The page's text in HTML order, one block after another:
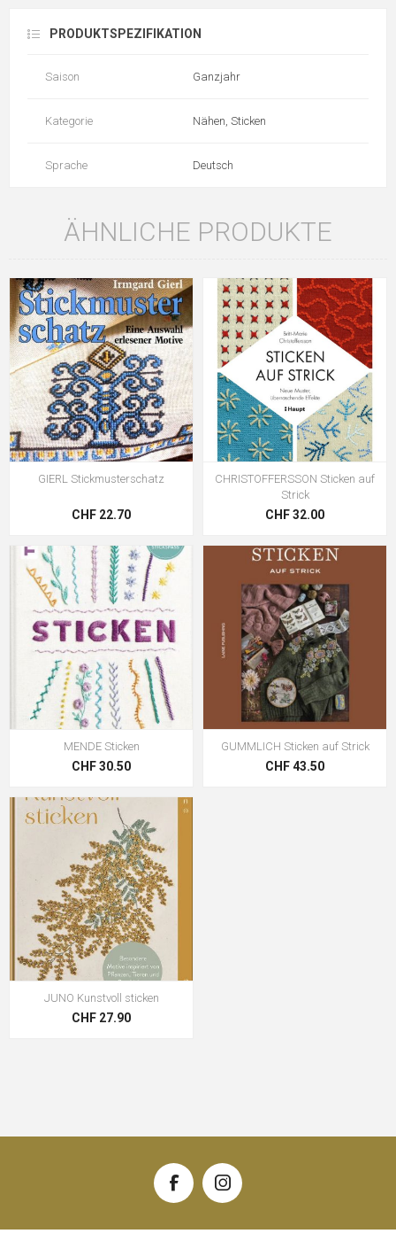
PRODUKTSPEZIFIKATION
Saison Ganzjahr
Kategorie Nähen, Sticken
Sprache Deutsch
ÄHNLICHE PRODUKTE
GIERL Stickmusterschatz
CHF 22.70
CHRISTOFFERSSON Sticken auf
Strick
CHF 32.00
MENDE Sticken
CHF 30.50
GUMMLICH Sticken auf Strick
CHF 43.50
JUNO Kunstvoll sticken
CHF 27.90